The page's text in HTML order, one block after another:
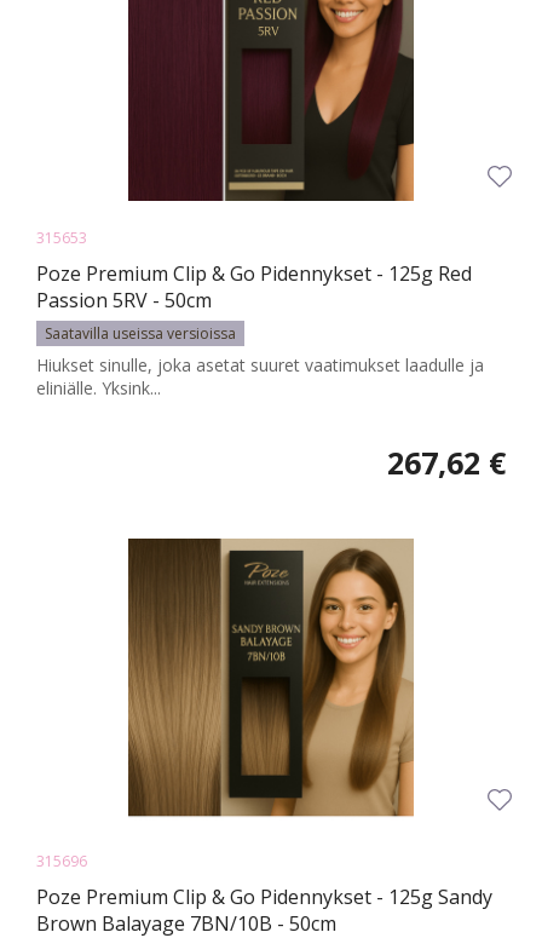
315653
Poze Premium Clip & Go Pidennykset - 125g Red
Passion 5RV - 50cm
Saatavilla useissa versioissa
Hiukset sinulle, joka asetat suuret vaatimukset laadulle ja
eliniälle. Yksink...
267,62 €
315696
Poze Premium Clip & Go Pidennykset - 125g Sandy
Brown Balayage 7BN/10B - 50cm